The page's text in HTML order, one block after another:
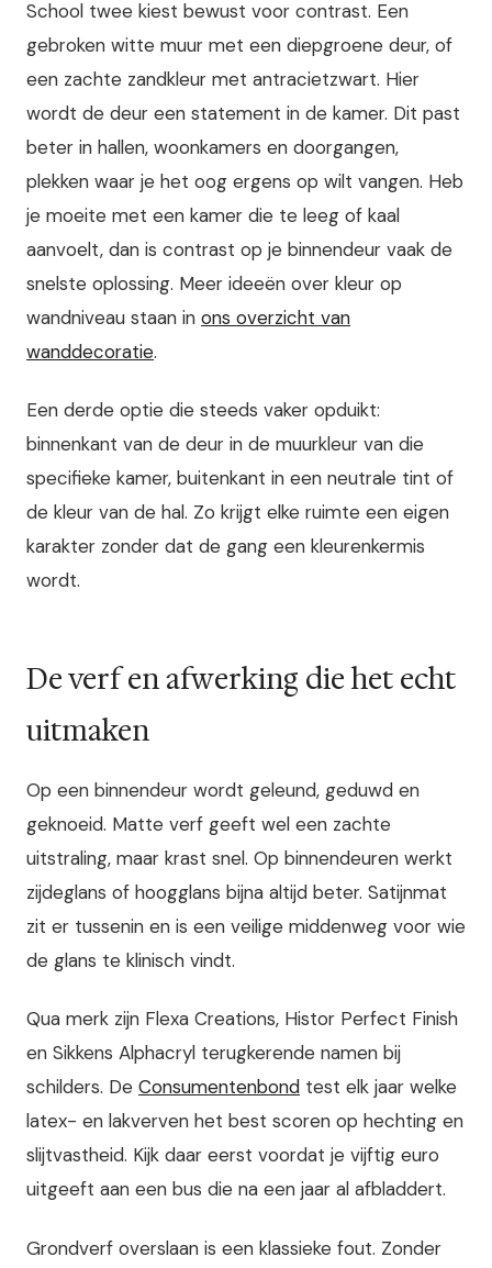
School twee kiest bewust voor contrast. Een
gebroken witte muur met een diepgroene deur, of
een zachte zandkleur met antracietzwart. Hier
wordt de deur een statement in de kamer. Dit past
beter in hallen, woonkamers en doorgangen,
plekken waar je het oog ergens op wilt vangen. Heb
je moeite met een kamer die te leeg of kaal
aanvoelt, dan is contrast op je binnendeur vaak de
snelste oplossing. Meer ideeën over kleur op
wandniveau staan in ons overzicht van
wanddecoratie.
Een derde optie die steeds vaker opduikt:
binnenkant van de deur in de muurkleur van die
specifieke kamer, buitenkant in een neutrale tint of
de kleur van de hal. Zo krijgt elke ruimte een eigen
karakter zonder dat de gang een kleurenkermis
wordt.
De verf en afwerking die het echt
uitmaken
Op een binnendeur wordt geleund, geduwd en
geknoeid. Matte verf geeft wel een zachte
uitstraling, maar krast snel. Op binnendeuren werkt
zijdeglans of hoogglans bijna altijd beter. Satijnmat
zit er tussenin en is een veilige middenweg voor wie
de glans te klinisch vindt.
Qua merk zijn Flexa Creations, Histor Perfect Finish
en Sikkens Alphacryl terugkerende namen bij
schilders. De Consumentenbond test elk jaar welke
latex- en lakverven het best scoren op hechting en
slijtvastheid. Kijk daar eerst voordat je vijftig euro
uitgeeft aan een bus die na een jaar al afbladdert.
Grondverf overslaan is een klassieke fout. Zonder